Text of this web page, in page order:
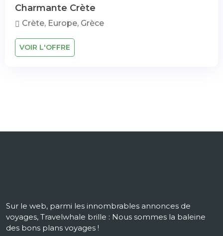
Charmante Crète
Crète, Europe, Grèce
VOIR L'OFFRE
Sur le web, parmi les innombrables annonces de
voyages, Travelwhale brille : Nous sommes la baleine
des bons plans voyages !